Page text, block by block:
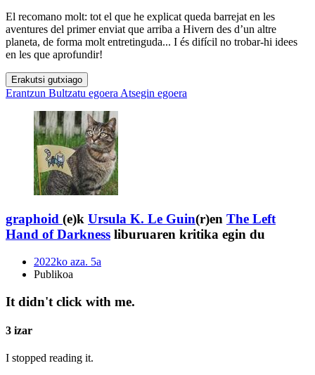
El recomano molt: tot el que he explicat queda barrejat en les
aventures del primer enviat que arriba a Hivern des d’un altre
planeta, de forma molt entretinguda... I és difícil no trobar-hi idees
en les que aprofundir!
Erakutsi gutxiago
Erantzun Bultzatu egoera Atsegin egoera
graphoid (e)k Ursula K. Le Guin(r)en The Left
Hand of Darkness liburuaren kritika egin du
2022ko aza. 5a
Publikoa
It didn't click with me.
3 izar
I stopped reading it.